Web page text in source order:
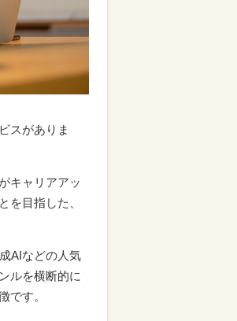
スがありま
キャリアアッ
を目指した、
AIなどの人気
ルを横断的に
です。